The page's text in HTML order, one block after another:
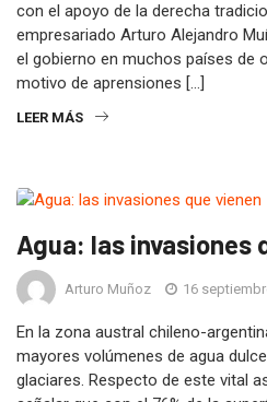
con el apoyo de la derecha
empresariado Arturo Alejandro
el gobierno en muchos países de
motivo de aprensiones […]
LEER MÁS
Agua: las invasiones
Arturo Muñoz 16
En la zona austral chileno-
mayores volúmenes de agua
glaciares. Respecto de este vital